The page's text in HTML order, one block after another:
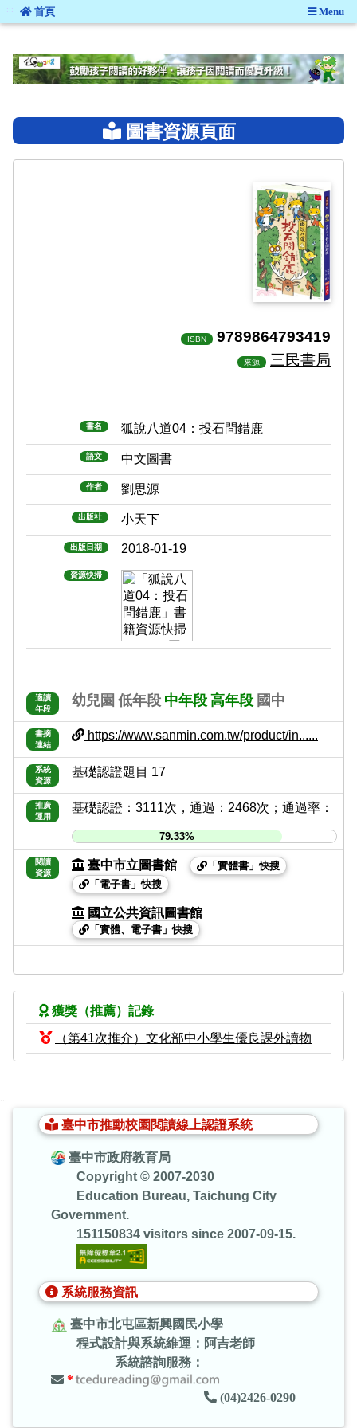
::: 首頁 Menu
圖書資源頁面
ISBN 9789864793419
來源 三民書局
書名 狐說八道04：投石問錯鹿
語文 中文圖書
作者 劉思源
出版社 小天下
出版日期 2018-01-19
資源快掃
適讀
年段
幼兒園 低年段 中年段 高年段 國中
書摘
連結
https://www.sanmin.com.tw/product/in......
系統
資源
基礎認證題目 17
推廣
運用
基礎認證：3111次，通過：2468次；通過率：
79.33%
閱讀
資源
臺中市立圖書館
「實體書」快搜
「電子書」快搜
國立公共資訊圖書館
「實體、電子書」快搜
獲獎（推薦）記錄
（第41次推介）文化部中小學生優良課外讀物
臺中市推動校園閱讀線上認證系統
臺中市政府教育局
Copyright © 2007-2030
Education Bureau, Taichung City
Government.
151150834 visitors since 2007-09-15.
系統服務資訊
臺中市北屯區新興國民小學
程式設計與系統維運：阿吉老師
系統諮詢服務：
*
(04)2426-0290